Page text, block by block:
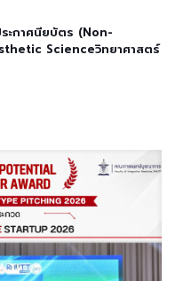
ะกาศนียบัตร (Non-
Scienceวิทยาศาสตร์